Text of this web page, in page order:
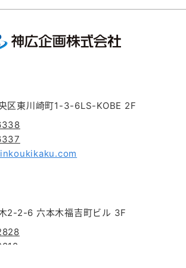
区東川崎町1-3-6LS-KOBE 2F
2-2-6 六本木福吉町ビル 3F